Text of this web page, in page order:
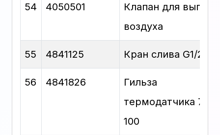
54 4050501
Клапан для
воздуха
55 4841125 Кран слива G1/2
56 4841826
Гильза
термодатчика 7×8-
100